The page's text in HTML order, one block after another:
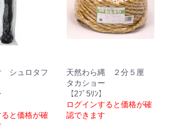
シュロタフ
と価格が確
天然わら縄 ２分５厘
タカショー
【2ﾌﾞ5ﾘﾝ】
ログインすると価格が確
認できます